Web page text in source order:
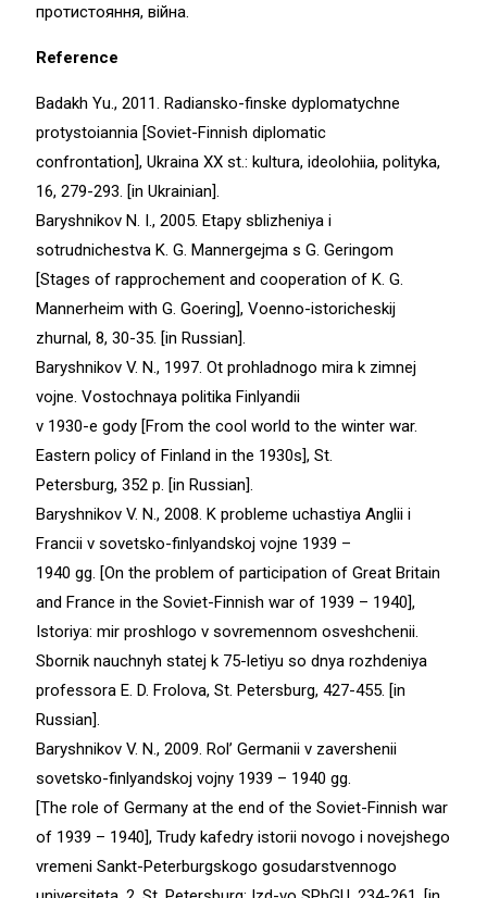
протистояння, війна.
Reference
Badakh Yu., 2011. Radiansko-finske dyplomatychne
protystoiannia [Soviet-Finnish diplomatic
confrontation], Ukraina XX st.: kultura, ideolohiia, polityka,
16, 279-293. [in Ukrainian].
Baryshnikov N. I., 2005. Etapy sblizheniya i
sotrudnichestva K. G. Mannergejma s G. Geringom
[Stages of rapprochement and cooperation of K. G.
Mannerheim with G. Goering], Voenno-istoricheskij
zhurnal, 8, 30-35. [in Russian].
Baryshnikov V. N., 1997. Ot prohladnogo mira k zimnej
vojne. Vostochnaya politika Finlyandii
v 1930-e gody [From the cool world to the winter war.
Eastern policy of Finland in the 1930s], St.
Petersburg, 352 p. [in Russian].
Baryshnikov V. N., 2008. K probleme uchastiya Anglii i
Francii v sovetsko-finlyandskoj vojne 1939 –
1940 gg. [On the problem of participation of Great Britain
and France in the Soviet-Finnish war of 1939 – 1940],
Istoriya: mir proshlogo v sovremennom osveshchenii.
Sbornik nauchnyh statej k 75-letiyu so dnya rozhdeniya
professora E. D. Frolova, St. Petersburg, 427-455. [in
Russian].
Baryshnikov V. N., 2009. Rol’ Germanii v zavershenii
sovetsko-finlyandskoj vojny 1939 – 1940 gg.
[The role of Germany at the end of the Soviet-Finnish war
of 1939 – 1940], Trudy kafedry istorii novogo i novejshego
vremeni Sankt-Peterburgskogo gosudarstvennogo